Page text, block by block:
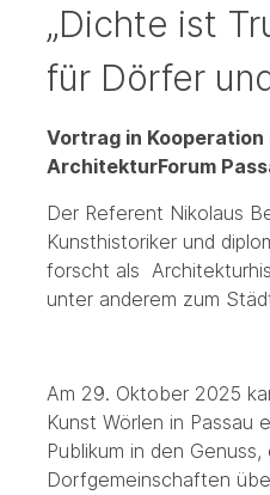
„Dichte ist
für Dörfer
Vortrag in Kooperation
ArchitekturForum
Der Referent Nikolaus
Kunsthistoriker und
forscht als
unter anderem zum
Am 29. Oktober 2025
Kunst Wörlen in Passau
Publikum in den
Dorfgemeinschaften